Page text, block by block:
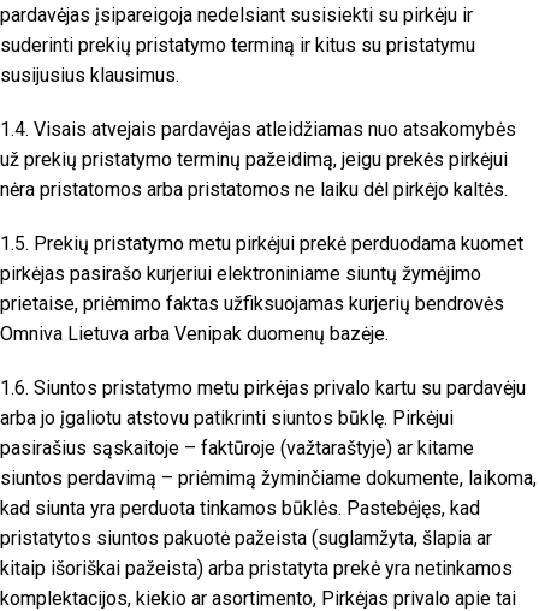
pardavėjas įsipareigoja nedelsiant susisiekti su pirkėju ir
suderinti prekių pristatymo terminą ir kitus su pristatymu
susijusius klausimus.
1.4. Visais atvejais pardavėjas atleidžiamas nuo atsakomybės
už prekių pristatymo terminų pažeidimą, jeigu prekės pirkėjui
nėra pristatomos arba pristatomos ne laiku dėl pirkėjo kaltės.
1.5. Prekių pristatymo metu pirkėjui prekė perduodama kuomet
pirkėjas pasirašo kurjeriui elektroniniame siuntų žymėjimo
prietaise, priėmimo faktas užfiksuojamas kurjerių bendrovės
Omniva Lietuva arba Venipak duomenų bazėje.
1.6. Siuntos pristatymo metu pirkėjas privalo kartu su pardavėju
arba jo įgaliotu atstovu patikrinti siuntos būklę. Pirkėjui
pasirašius sąskaitoje – faktūroje (važtaraštyje) ar kitame
siuntos perdavimą – priėmimą žyminčiame dokumente, laikoma,
kad siunta yra perduota tinkamos būklės. Pastebėjęs, kad
pristatytos siuntos pakuotė pažeista (suglamžyta, šlapia ar
kitaip išoriškai pažeista) arba pristatyta prekė yra netinkamos
komplektacijos, kiekio ar asortimento, Pirkėjas privalo apie tai